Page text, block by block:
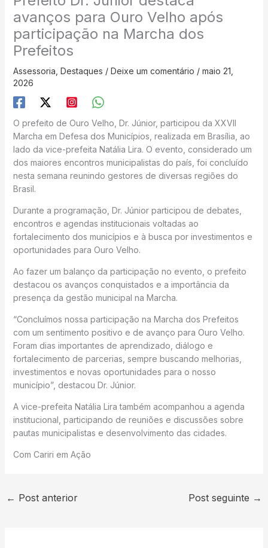
avanços para Ouro Velho após
participação na Marcha dos
Prefeitos
Assessoria Destaques / Deixe um comentário / maio 21,
2026
O prefeito de Ouro Velho, Dr. Júnior, participou da XXVII
Marcha em Defesa dos Municípios, realizada em Brasília, ao
lado da vice-prefeita Natália Lira. O evento, considerado um
dos maiores encontros municipalistas do país, foi concluído
nesta semana reunindo gestores de diversas regiões do
Brasil.
Durante a programação, Dr. Júnior participou de debates,
encontros e agendas institucionais voltadas ao
fortalecimento dos municípios e à busca por investimentos e
oportunidades para Ouro Velho.
Ao fazer um balanço da participação no evento, o prefeito
destacou os avanços conquistados e a importância da
presença da gestão municipal na Marcha.
“Concluímos nossa participação na Marcha dos Prefeitos
com um sentimento positivo e de avanço para Ouro Velho.
Foram dias importantes de aprendizado, diálogo e
fortalecimento de parcerias, sempre buscando melhorias,
investimentos e novas oportunidades para o nosso
município”, destacou Dr. Júnior.
A vice-prefeita Natália Lira também acompanhou a agenda
institucional, participando de reuniões e discussões sobre
pautas municipalistas e desenvolvimento das cidades.
Com Cariri em Ação
← Post anterior Post seguinte →